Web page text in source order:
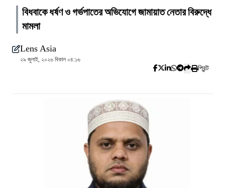
বিধবাকে ধর্ষণ ও গর্ভপাতের অভিযোগে জামায়াত নেতার বিরুদ্ধে
মামলা
Lens Asia
২৯ জুলাই, ২০২৬ বিকাল ০৪:১৬
প্রিন্ট